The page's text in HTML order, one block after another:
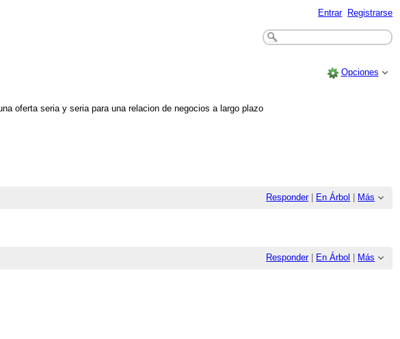
Entrar Registrarse
Opciones
oferta seria y seria para una relacion de negocios a largo plazo
Responder| En Árbol Más
Responder| En Árbol Más